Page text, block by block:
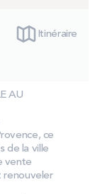
Itinéraire
AU
ce
de la ville
vente
renouveler